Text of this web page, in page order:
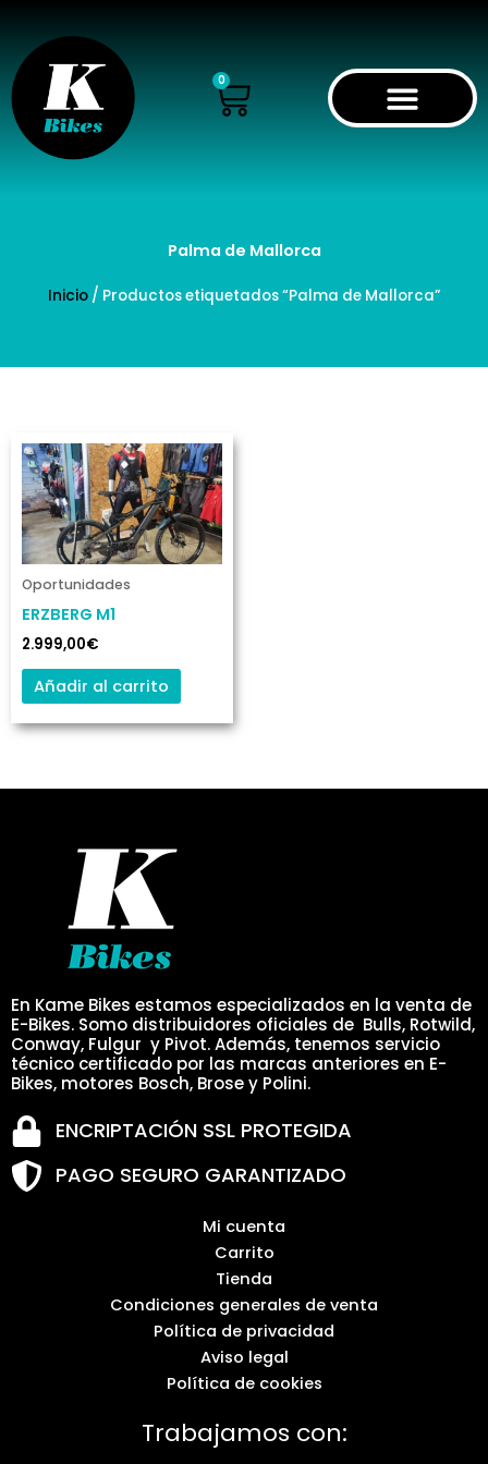
contenido
0
Cart
Palma de Mallorca
Inicio/ Productos etiquetados “Palma de Mallorca”
Oportunidades
ERZBERG M1
2.999,00€
Añadir al carrito
En Kame Bikes estamos especializados en la venta de
E-Bikes. Somo distribuidores oficiales de Bulls, Rotwild,
Conway, Fulgur y Pivot. Además, tenemos servicio
técnico certificado por las marcas anteriores en E-
Bikes, motores Bosch, Brose y Polini.
ENCRIPTACIÓN SSL PROTEGIDA
PAGO SEGURO GARANTIZADO
Mi cuenta
Carrito
Tienda
Condiciones generales de venta
Política de privacidad
Aviso legal
Política de cookies
Trabajamos con: